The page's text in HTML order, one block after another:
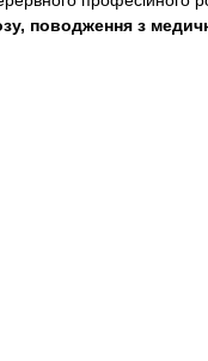
поводження з